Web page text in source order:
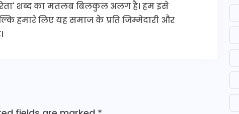
शब्द का मतलब बिलकुल अलग है। हम इसे
हमारे लिए यह समाज के प्रति जिम्मेदारी और